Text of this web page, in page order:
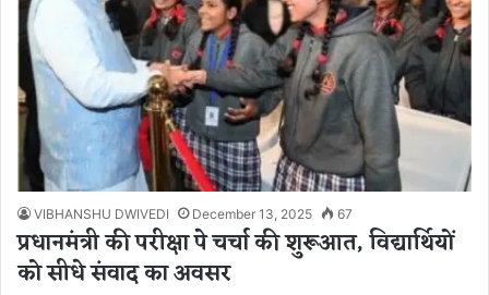
VIBHANSHU DWIVEDI December 13, 2025 67
प्रधानमंत्री की परीक्षा पे चर्चा की शुरूआत, विद्यार्थियों
को सीधे संवाद का अवसर